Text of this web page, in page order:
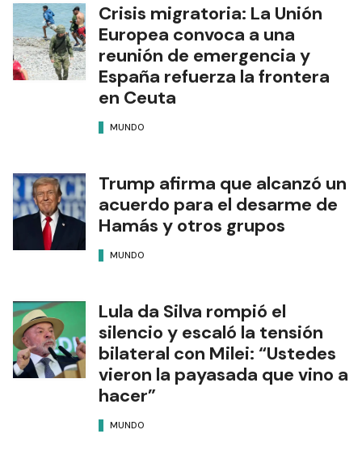
Crisis migratoria: La Unión
Europea convoca a una
reunión de emergencia y
España refuerza la frontera
en Ceuta
MUNDO
Trump afirma que alcanzó un
acuerdo para el desarme de
Hamás y otros grupos
MUNDO
Lula da Silva rompió el
silencio y escaló la tensión
bilateral con Milei: “Ustedes
vieron la payasada que vino a
hacer”
MUNDO